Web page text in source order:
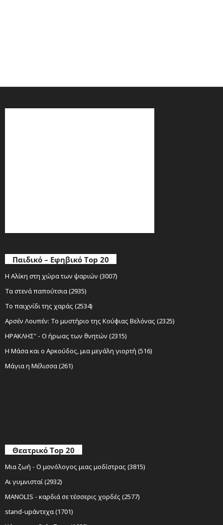
Παιδικό – Εφηβικό Top 20
Η Αλίκη στη χώρα των ψαριών (3007)
Τα στενά παπούτσια (2935)
Το παιχνίδι της χαράς (2534)
Αρσέν Λουπέν: Το μυστήριο της Κούφιας Βελόνας (2325)
ΗΡΑΚΛΗΣ" - Ο ήρωας των θνητών (2315)
Η Μάσα και ο Αρκούδος, μια μεγάλη γιορτή (516)
Μάγια η Μέλισσα (261)
Θεατρικό Top 20
Μια ζωή - Ο μονόλογος μιας μοδίστρας (3815)
Αι γυμνισταί (2932)
MANOLIS - καρδιά σε τέσσερις χορδές (2577)
stand-upάντεχα (1701)